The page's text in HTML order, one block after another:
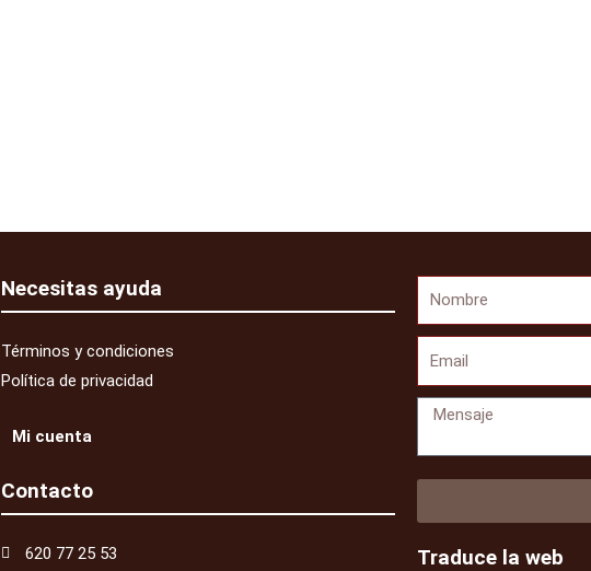
Necesitas ayuda
Términos y condiciones
Política de privacidad
Mi cuenta
Contacto
620 77 25 53
Nombre
Mensaje
Traduce la web